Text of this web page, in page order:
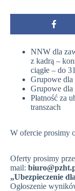
NNW dla
z kadrą –
ciągłe – do
Grupowe dla
Grupowe dla
Płatność za
transzach
W ofercie prosimy
Oferty prosimy
mail:
„Ubezpieczenie
Ogłoszenie